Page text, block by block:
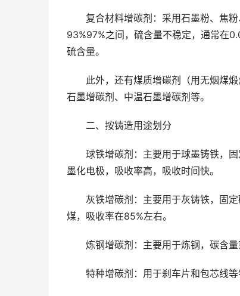
复合材料增碳剂：采用石墨粉、焦粉
93%97%之间，硫含量不稳定，通常在
硫含量。
此外，还有煤质增碳剂（用无烟煤煅
石墨增碳剂、中温石墨增碳剂等。
二、按铸造用途划分
球铁增碳剂：主要用于球墨铸铁，固
墨化电极，吸收率高，吸收时间快。
灰铁增碳剂：主要用于灰铸铁，固定
煤，吸收率在85%左右。
炼钢增碳剂：主要用于炼钢，碳含量
特种增碳剂：用于刹车片和包芯线等